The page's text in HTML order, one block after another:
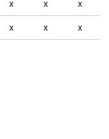
x x x
x x x